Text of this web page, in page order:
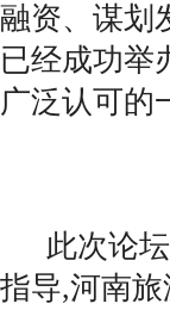
融资、谋划
已经成功举
广泛认可的
此次论
指导,河南